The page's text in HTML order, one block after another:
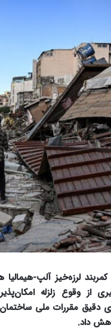
کمربند لرزه‌خیز آلپ-
از وقوع زلزله
دقیق مقررات ملی
داد.